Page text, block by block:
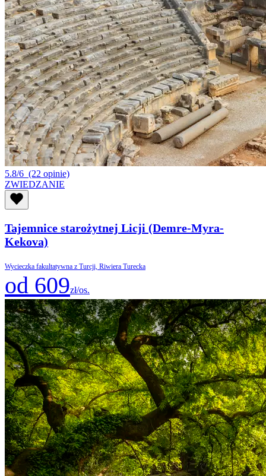
5.8/6 (22 opinie)
ZWIEDZANIE
Tajemnice starożytnej Licji (Demre-Myra-
Kekova)
Wycieczka fakultatywna z Turcji, Riwiera Turecka
od 609zł/os.